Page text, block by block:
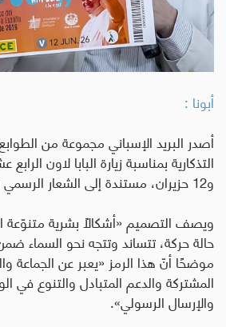
أبونا :
أصدر البريد الإسباني مجموعة من
و12 حزيران، مستندة إلى الشعار الرسمي للحدث
ويصف التصميم «أشكالًا بشرية متنوّعة
حالة حركة، تتساند وتتجه نحو السماء
موضحًا أنّ هذا الرمز «يعبر عن الجماعة
المشتركة والدعم المتبادل والتنوع في
والإرسال الرسولي».